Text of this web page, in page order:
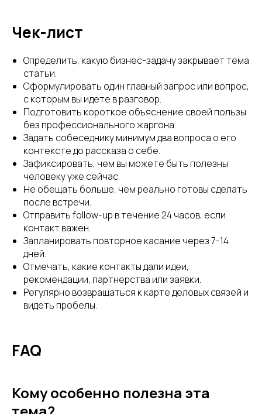
Чек-лист
Определить, какую бизнес-задачу закрывает тема
статьи.
Сформулировать один главный запрос или вопрос,
с которым вы идете в разговор.
Подготовить короткое объяснение своей пользы
без профессионального жаргона.
Задать собеседнику минимум два вопроса о его
контексте до рассказа о себе.
Зафиксировать, чем вы можете быть полезны
человеку уже сейчас.
Не обещать больше, чем реально готовы сделать
после встречи.
Отправить follow-up в течение 24 часов, если
контакт важен.
Запланировать повторное касание через 7-14
дней.
Отмечать, какие контакты дали идеи,
рекомендации, партнерства или заявки.
Регулярно возвращаться к карте деловых связей и
видеть пробелы.
FAQ
Кому особенно полезна эта